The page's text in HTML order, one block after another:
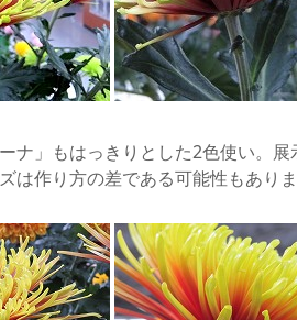
ナ」もはっきりとした2色使い。
は作り方の差である可能性もあり